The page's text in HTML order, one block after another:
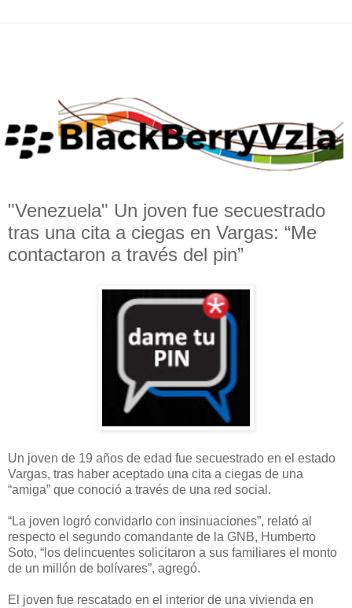
"Venezuela" Un joven fue secuestrado
tras una cita a ciegas en Vargas: “Me
contactaron a través del pin”
Un joven de 19 años de edad fue secuestrado en el estado
Vargas, tras haber aceptado una cita a ciegas de una
“amiga” que conoció a través de una red social.
“La joven logró convidarlo con insinuaciones”, relató al
respecto el segundo comandante de la GNB, Humberto
Soto, “los delincuentes solicitaron a sus familiares el monto
de un millón de bolívares”, agregó.
El joven fue rescatado en el interior de una vivienda en